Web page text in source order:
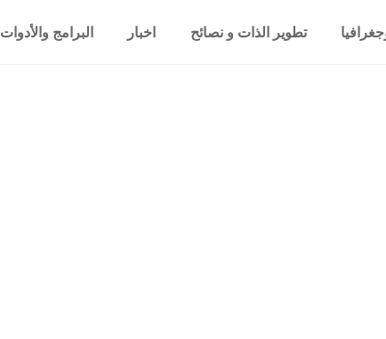
تطوير الذات و نصائح اخبار البرامج والأدوات